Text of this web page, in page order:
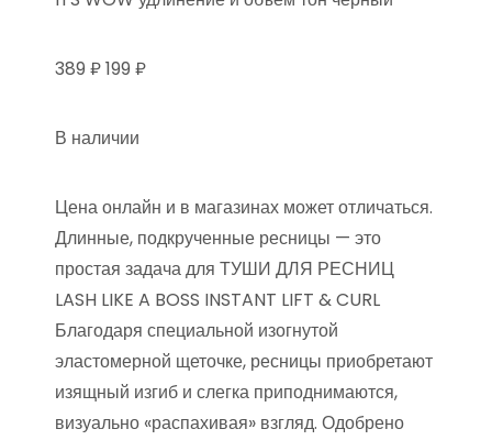
389 ₽ 199 ₽
В наличии
Цена онлайн и в магазинах может отличаться.
Длинные, подкрученные ресницы — это
простая задача для ТУШИ ДЛЯ РЕСНИЦ
LASH LIKE A BOSS INSTANT LIFT & CURL
Благодаря специальной изогнутой
эластомерной щеточке, ресницы приобретают
изящный изгиб и слегка приподнимаются,
визуально «распахивая» взгляд. Одобрено